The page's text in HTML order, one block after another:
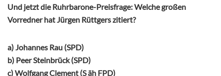
Und jetzt die Ruhrbarone-Preisfrage: Welche großen
Vorredner hat Jürgen Rüttgers zitiert?
a) Johannes Rau (SPD)
b) Peer Steinbrück (SPD)
c) Wolfgang Clement (S äh FPD)